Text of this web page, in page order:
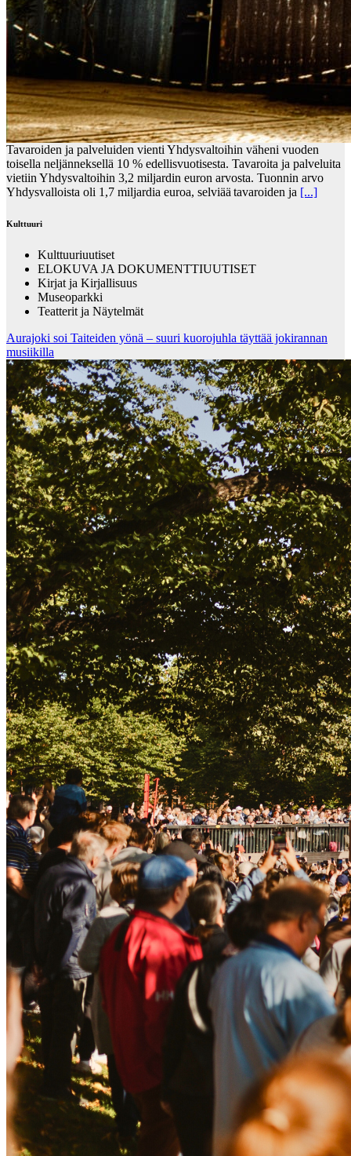
Tavaroiden ja palveluiden vienti Yhdysvaltoihin väheni vuoden
toisella neljänneksellä 10 % edellisvuotisesta. Tavaroita ja palveluita
vietiin Yhdysvaltoihin 3,2 miljardin euron arvosta. Tuonnin arvo
Yhdysvalloista oli 1,7 miljardia euroa, selviää tavaroiden ja [...]
Kulttuuri
Kulttuuriuutiset
ELOKUVA JA DOKUMENTTIUUTISET
Kirjat ja Kirjallisuus
Museoparkki
Teatterit ja Näytelmät
Aurajoki soi Taiteiden yönä – suuri kuorojuhla täyttää jokirannan
musiikilla